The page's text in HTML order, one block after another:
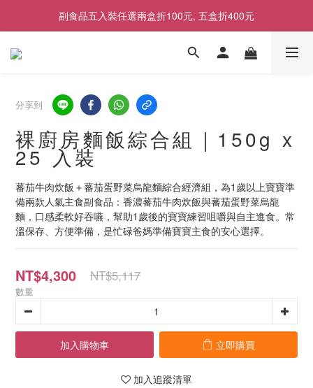
2026商品售價調整公告｜9月1日起適用
副食品五入裝任選兩盒折100元, 五盒折400元
2026商品售價調整公告｜9月1日起適用
分享到
裸廚房麵飯綜合組｜150g x
25 入裝
蕃茄牛肉炊飯＋蕃茄蛋野菜烏龍麵綜合經濟組，為1歲以上寶寶準
備兩款人氣主食副食品：香濃蕃茄牛肉炊飯與蕃茄蛋野菜烏龍
麵，口感柔軟好吞嚥，幫助1歲後的寶寶練習咀嚼與自主進食。常
溫保存、方便準備，是忙碌爸媽準備寶寶主食的安心選擇。
NT$4,300 NT$5,117
數量
加入購物車 立即購買
加入追蹤清單